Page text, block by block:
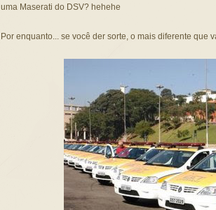
uma Maserati do DSV? hehehe
Por enquanto... se você der sorte, o mais diferente que